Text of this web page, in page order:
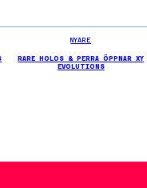
NYARE
RARE HOLOS & PERRA ÖPPNAR XY
EVOLUTIONS